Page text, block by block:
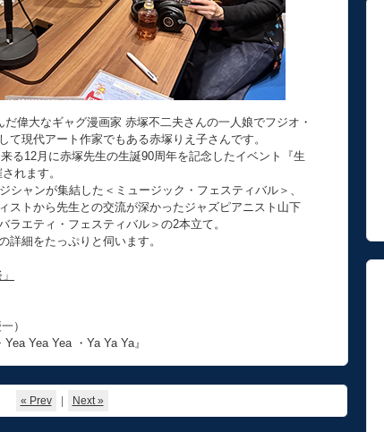
偉大なギャグ漫画家 赤塚不二夫さんの一人娘でフジオ・
て現代アート作家でもある赤塚りえ子さんです。
る12月に赤塚先生の生誕90周年を記念したイベント『生
れます。
シャンが集結した＜ミュージック・フェスティバル＞、
ストから先生との交流が深かったジャズピアニスト山下
エティ・フェスティバル＞の2本立て。
詳細をたっぷりと伺います。
）
Yea Yea ・Ya Ya Ya』
« Prev Next »